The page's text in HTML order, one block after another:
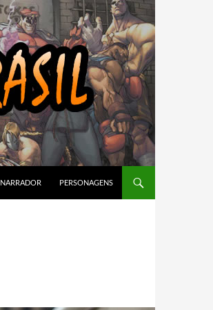
NARRADOR PERSONAGENS